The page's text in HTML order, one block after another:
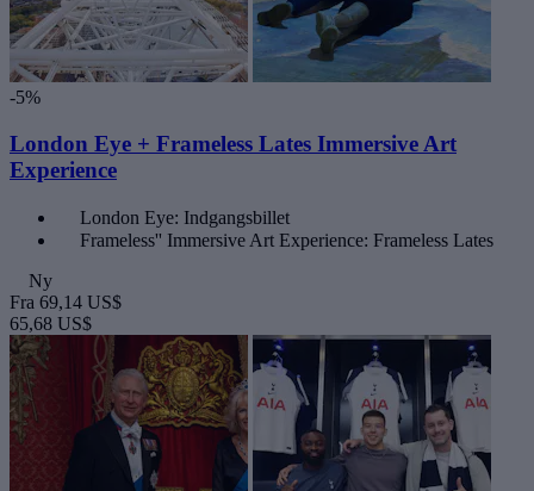
-5%
London Eye + Frameless Lates Immersive Art
Experience
London Eye: Indgangsbillet
Frameless'' Immersive Art Experience: Frameless Lates
Ny
Fra 69,14 US$
65,68 US$